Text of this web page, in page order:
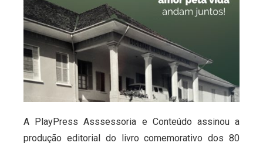
A PlayPress Asssessoria e Conteúdo assinou a
produção editorial do livro comemorativo dos 80